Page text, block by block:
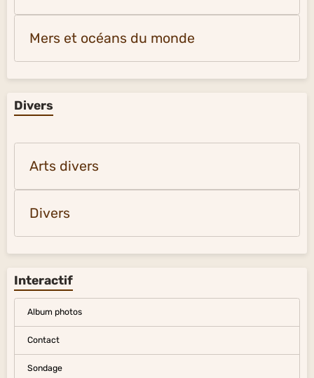
Mers et océans du monde
Divers
Arts divers
Divers
Interactif
Album photos
Contact
Sondage